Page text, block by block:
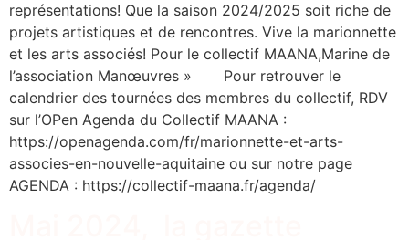
représentations! Que la saison 2024/2025 soit riche de
projets artistiques et de rencontres. Vive la marionnette
et les arts associés! Pour le collectif MAANA,Marine de
l’association Manœuvres » Pour retrouver le
calendrier des tournées des membres du collectif, RDV
sur l’OPen Agenda du Collectif MAANA :
https://openagenda.com/fr/marionnette-et-arts-
associes-en-nouvelle-aquitaine ou sur notre page
AGENDA : https://collectif-maana.fr/agenda/